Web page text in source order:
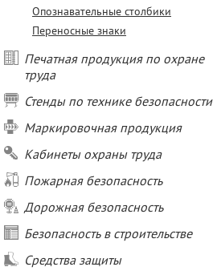
Опознавательные столбики
Переносные знаки
Печатная продукция по охране
труда
Стенды по технике безопасности
Маркировочная продукция
Кабинеты охраны труда
Пожарная безопасность
Дорожная безопасность
Безопасность в строительстве
Средства защиты